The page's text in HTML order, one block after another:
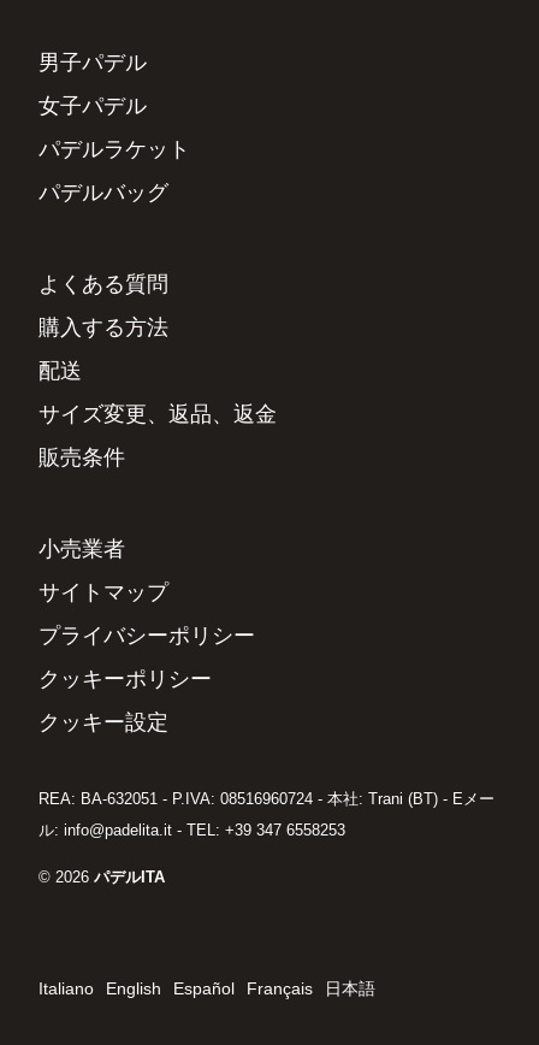
男子パデル
女子パデル
パデルラケット
パデルバッグ
よくある質問
購入する方法
配送
サイズ変更、返品、返金
販売条件
小売業者
サイトマップ
プライバシーポリシー
クッキーポリシー
クッキー設定
REA: BA-632051 - P.IVA: 08516960724 - 本社: Trani (BT) - Eメー
ル: info@padelita.it - TEL: +39 347 6558253
© 2026 パデルITA
Italiano English Español Français 日本語